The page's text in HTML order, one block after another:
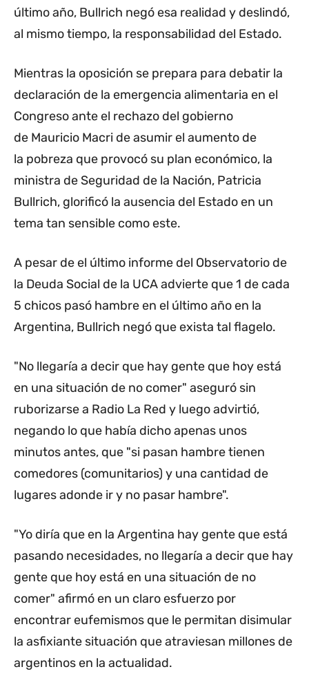
último año, Bullrich negó esa realidad y deslindó,
al mismo tiempo, la responsabilidad del Estado.
Mientras la oposición se prepara para debatir la
declaración de la emergencia alimentaria en el
Congreso ante el rechazo del gobierno
de Mauricio Macri de asumir el aumento de
la pobreza que provocó su plan económico, la
ministra de Seguridad de la Nación, Patricia
Bullrich, glorificó la ausencia del Estado en un
tema tan sensible como este.
A pesar de el último informe del Observatorio de
la Deuda Social de la UCA advierte que 1 de cada
5 chicos pasó hambre en el último año en la
Argentina, Bullrich negó que exista tal flagelo.
"No llegaría a decir que hay gente que hoy está
en una situación de no comer" aseguró sin
ruborizarse a Radio La Red y luego advirtió,
negando lo que había dicho apenas unos
minutos antes, que "si pasan hambre tienen
comedores (comunitarios) y una cantidad de
lugares adonde ir y no pasar hambre".
"Yo diría que en la Argentina hay gente que está
pasando necesidades, no llegaría a decir que hay
gente que hoy está en una situación de no
comer" afirmó en un claro esfuerzo por
encontrar eufemismos que le permitan disimular
la asfixiante situación que atraviesan millones de
argentinos en la actualidad.